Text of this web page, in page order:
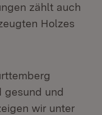
zählt auch
Holzes
gesund und
wir unter